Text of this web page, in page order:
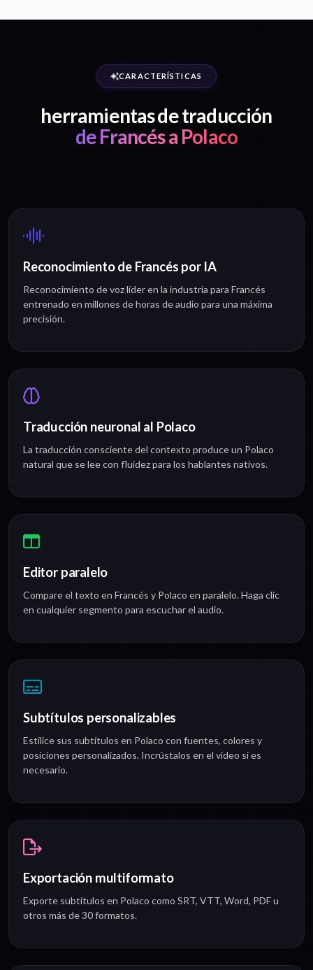
CARACTERÍSTICAS
herramientas de traducción
de Francés a Polaco
Reconocimiento de Francés por IA
Reconocimiento de voz líder en la industria para Francés
entrenado en millones de horas de audio para una máxima
precisión.
Traducción neuronal al Polaco
La traducción consciente del contexto produce un Polaco
natural que se lee con fluidez para los hablantes nativos.
Editor paralelo
Compare el texto en Francés y Polaco en paralelo. Haga clic
en cualquier segmento para escuchar el audio.
Subtítulos personalizables
Estilice sus subtítulos en Polaco con fuentes, colores y
posiciones personalizados. Incrústalos en el video si es
necesario.
Exportación multiformato
Exporte subtítulos en Polaco como SRT, VTT, Word, PDF u
otros más de 30 formatos.